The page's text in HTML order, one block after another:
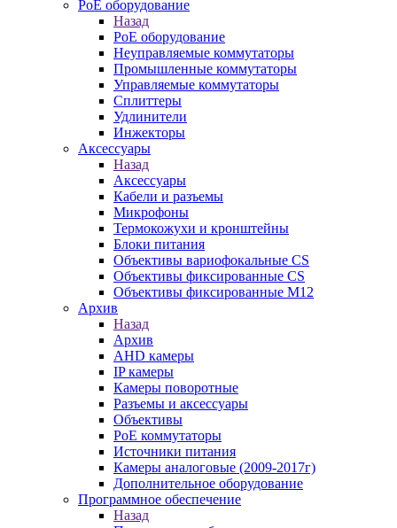
PoE оборудование
Назад
PoE оборудование
Неуправляемые коммутаторы
Промышленные коммутаторы
Управляемые коммутаторы
Сплиттеры
Удлинители
Инжекторы
Аксессуары
Назад
Аксессуары
Кабели и разъемы
Микрофоны
Термокожухи и кронштейны
Блоки питания
Объективы вариофокальные CS
Объективы фиксированные CS
Объективы фиксированные М12
Архив
Назад
Архив
AHD камеры
IP камеры
Камеры поворотные
Разъемы и аксессуары
Объективы
PoE коммутаторы
Источники питания
Камеры аналоговые (2009-2017г)
Дополнительное оборудование
Программное обеспечение
Назад